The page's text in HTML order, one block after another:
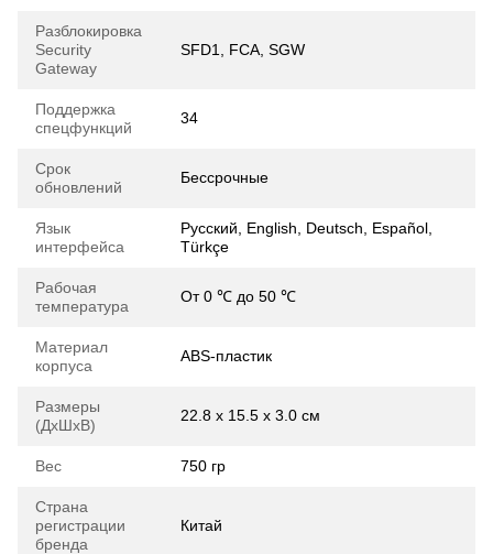
Разблокировка
Security
Gateway
SFD1, FCA, SGW
Поддержка
спецфункций
34
Срок
обновлений
Бессрочные
Язык
интерфейса
Русский, English, Deutsch, Español,
Türkçe
Рабочая
температура
От 0 ℃ до 50 ℃
Материал
корпуса
ABS-пластик
Размеры
(ДхШхВ)
22.8 х 15.5 х 3.0 см
Вес 750 гр
Страна
регистрации
бренда
Китай